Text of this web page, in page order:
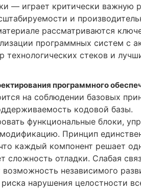
— играет критически важную
и
рассматриваются
программных систем с
технологических стеков и
программного
на соблюдении базовых
кодовой базы.
функциональные блоки,
Принцип
каждый компонент решает
сложность отладки. Слабая
независимого
нарушения целостности